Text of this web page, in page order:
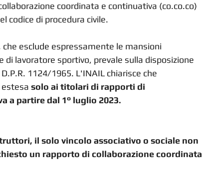
coordinata e continuativa (co.co.co)
codice di procedura civile.
esclude espressamente le mansioni
lavoratore sportivo, prevale sulla disposizione
1124/1965. L'INAIL chiarisce che
solo ai titolari di rapporti di
a partire dal 1° luglio 2023.
il solo vincolo associativo o sociale non
un rapporto di collaborazione coordinata